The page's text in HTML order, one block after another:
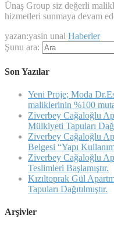
Ünaş Group siz değerli
hizmetleri sunmaya devam
yazan:yasin unal Haberler
Şunu ara:
Son Yazılar
Yeni Proje; Moda
maliklerinin %100
Ziverbey Cağaloğlu
Mülkiyeti Tapuları
Ziverbey Cağaloğlu
Belgesi “Yapı
Ziverbey Cağaloğlu
Teslimleri Başlamıştır.
Kızıltoprak Gül
Tapuları Dağıtılmıştır.
Arşivler